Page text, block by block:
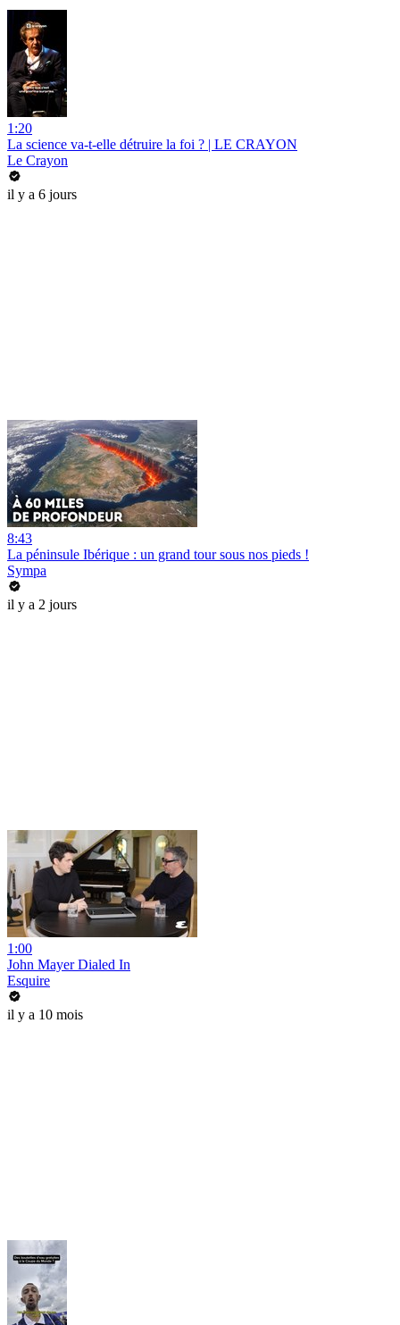
1:20
La science va-t-elle détruire la foi ? | LE CRAYON
Le Crayon
il y a 6 jours
8:43
La péninsule Ibérique : un grand tour sous nos pieds !
Sympa
il y a 2 jours
1:00
John Mayer Dialed In
Esquire
il y a 10 mois